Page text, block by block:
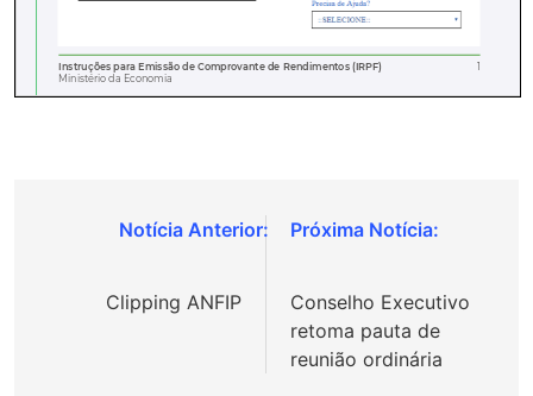
Navegação
Clipping ANFIP
Conselho Executivo
retoma pauta de
reunião ordinária